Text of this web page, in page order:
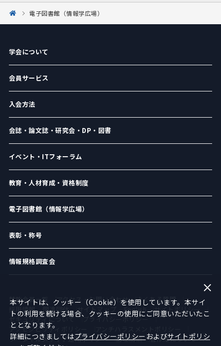
電子図書館（情報学広場）
学会について
会員サービス
入会方法
会誌・論文誌・研究会・DP・図書
イベント・ITフォーラム
教育・人材育成・資格制度
電子図書館（情報学広場）
表彰・称号
情報規格調査会
賛助会員一覧 アクセス・お問い合わせ
よくある質問
採用情報
関連団体 サイトマップ English
サイトポリシー
セキュリティについて
プライバシーポリシー
アクセシビリティポリシー
ソーシャルメディア運用ポリシー
倫理綱領
著作権について
本サイトは、クッキー（Cookie）を使用しています。本サイ
トの利用を続ける場合、クッキーの使用にご同意いただいたこ
ととなります。
詳細につきましてはプライバシーポリシー およびサイトポリシ